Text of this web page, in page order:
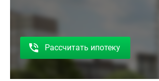
Рассчитать ипотеку